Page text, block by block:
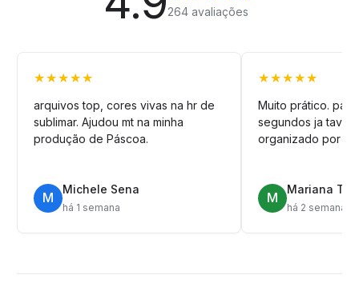
264 avaliações
★★★★★
arquivos top, cores vivas na hr de
sublimar. Ajudou mt na minha
produção de Páscoa.
M
Michele Sena
há 1 semana
★★★★★
Muito prático.
segundos ja tava
organizado por
M
Mariana T.
há 2 semanas